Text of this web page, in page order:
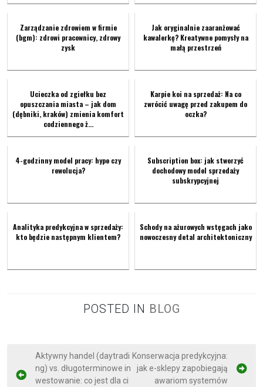
Zarządzanie zdrowiem w firmie
(bgm): zdrowi pracownicy, zdrowy
zysk
Jak oryginalnie zaaranżować
kawalerkę? Kreatywne pomysły na
małą przestrzeń
Ucieczka od zgiełku bez
opuszczania miasta – jak dom
(dębniki, kraków) zmienia komfort
codziennego ż...
Karpie koi na sprzedaż: Na co
zwrócić uwagę przed zakupem do
oczka?
4-godzinny model pracy: hype czy
rewolucja?
Subscription box: jak stworzyć
dochodowy model sprzedaży
subskrypcyjnej
Analityka predykcyjna w sprzedaży:
kto będzie następnym klientem?
Schody na ażurowych wstęgach jako
nowoczesny detal architektoniczny
POSTED IN BLOG
o
Aktywny handel (daytradi
ng) vs. długoterminowe in
westowanie: co jest dla ci
Konserwacja predykcyjna:
jak e-sklepy zapobiegają
awariom systemów